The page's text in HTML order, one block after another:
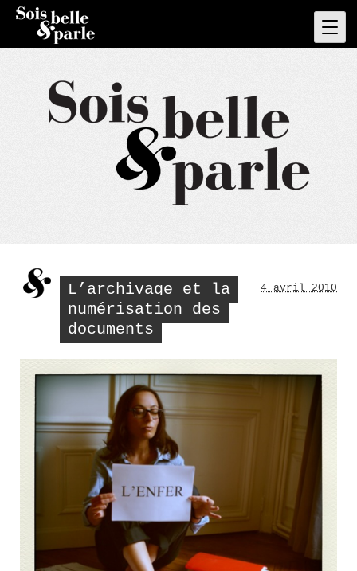
Skip
content
L’archivage et la
numérisation des
documents
4 avril 2010